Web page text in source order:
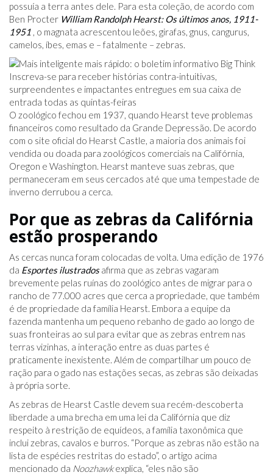
possuía a terra antes dele. Para esta coleção, de acordo com
Ben Procter William Randolph Hearst: Os últimos anos, 1911-
1951 , o magnata acrescentou leões, girafas, gnus, cangurus,
camelos, íbes, emas e – fatalmente – zebras.
Inscreva-se para receber histórias contra-intuitivas,
surpreendentes e impactantes entregues em sua caixa de
entrada todas as quintas-feiras
O zoológico fechou em 1937, quando Hearst teve problemas
financeiros como resultado da Grande Depressão. De acordo
com o site oficial do Hearst Castle, a maioria dos animais foi
vendida ou doada para zoológicos comerciais na Califórnia,
Oregon e Washington. Hearst manteve suas zebras, que
permaneceram em seus cercados até que uma tempestade de
inverno derrubou a cerca.
Por que as zebras da Califórnia
estão prosperando
As cercas nunca foram colocadas de volta. Uma edição de 1976
da Esportes ilustrados afirma que as zebras vagaram
brevemente pelas ruínas do zoológico antes de migrar para o
rancho de 77.000 acres que cerca a propriedade, que também
é de propriedade da família Hearst. Embora a equipe da
fazenda mantenha um pequeno rebanho de gado ao longo de
suas fronteiras ao sul para evitar que as zebras entrem nas
terras vizinhas, a interação entre as duas partes é
praticamente inexistente. Além de compartilhar um pouco de
ração para o gado nas estações secas, as zebras são deixadas
à própria sorte.
As zebras de Hearst Castle devem sua recém-descoberta
liberdade a uma brecha em uma lei da Califórnia que diz
respeito à restrição de equídeos, a família taxonômica que
inclui zebras, cavalos e burros. “Porque as zebras não estão na
lista de espécies restritas do estado”, o artigo acima
mencionado da Noozhawkexplica, “eles não são